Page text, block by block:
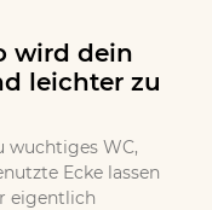
wird dein
leichter zu
wuchtiges WC,
Ecke lassen
eigentlich